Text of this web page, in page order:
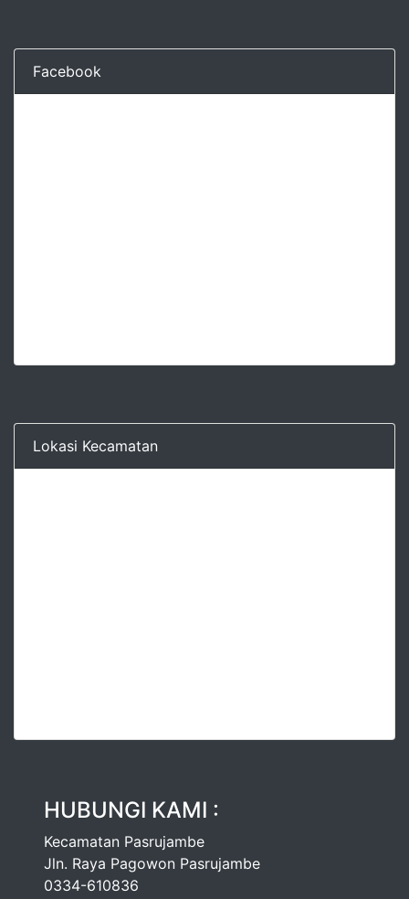
Facebook
Lokasi Kecamatan
HUBUNGI KAMI :
Kecamatan Pasrujambe
Jln. Raya Pagowon Pasrujambe
0334-610836